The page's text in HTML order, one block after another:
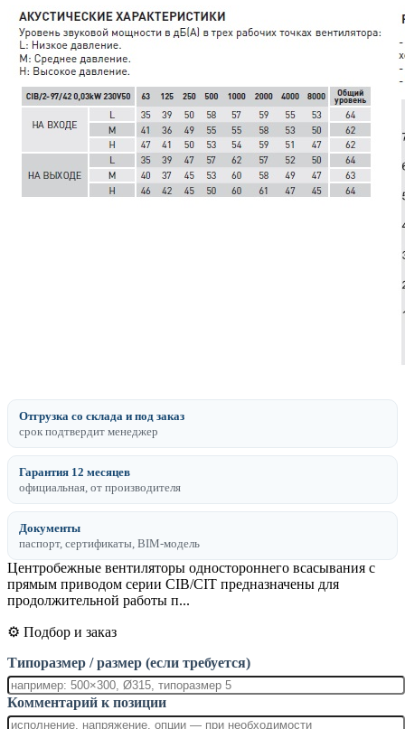
Отгрузка со склада и под заказ
срок подтвердит менеджер
Гарантия 12 месяцев
официальная, от производителя
Документы
паспорт, сертификаты, BIM-модель
Центробежные вентиляторы одностороннего всасывания с
прямым приводом серии CIB/CIT предназначены для
продолжительной работы п...
⚙️ Подбор и заказ
Типоразмер / размер (если требуется)
Комментарий к позиции